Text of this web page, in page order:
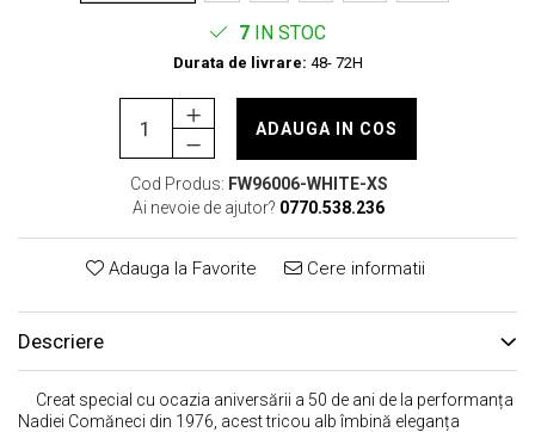
7 IN STOC
Durata de livrare: 48- 72H
ADAUGA IN COS
Cod Produs: FW96006-WHITE-XS
Ai nevoie de ajutor? 0770.538.236
Adauga la Favorite Cere informatii
Descriere
Creat special cu ocazia aniversării a 50 de ani de la performanța
Nadiei Comăneci din 1976, acest tricou alb îmbină eleganța